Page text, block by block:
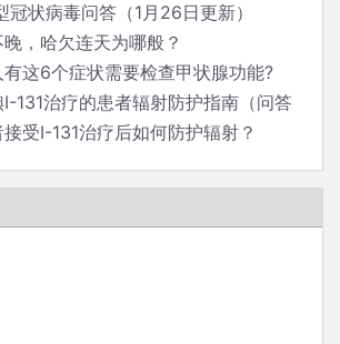
冠状病毒问答（1月26日更新）
，哈欠连天为哪般？
这6个症状需要检查甲状腺功能?
131治疗的患者辐射防护指南（问答
受I-131治疗后如何防护辐射？